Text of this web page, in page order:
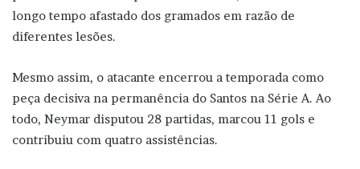
longo tempo afastado dos gramados em razão de
diferentes lesões.
Mesmo assim, o atacante encerrou a temporada como
peça decisiva na permanência do Santos na Série A. Ao
todo, Neymar disputou 28 partidas, marcou 11 gols e
contribuiu com quatro assistências.